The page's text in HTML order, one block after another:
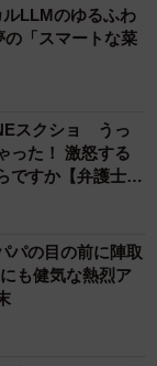
LLMのゆるふわ
「スマートな菜
スクショ うっ
った！ 激怒する
すか【弁護士が
パの目の前に陣取
も健気な熱烈ア